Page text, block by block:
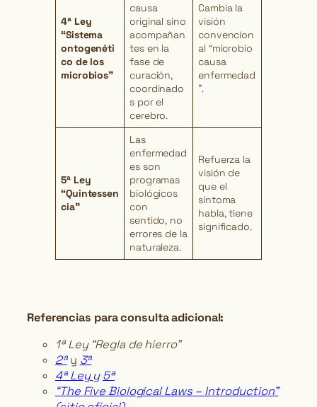
4ª Ley
“Sistema
ontogenéti
co de los
microbios”
causa
original sino
acompañan
tes en la
fase de
curación,
coordinado
s por el
cerebro.
Cambia la
visión
convencion
al “microbio
causa
enfermedad
”.
5ª Ley
“Quintessen
cia”
Las
enfermedad
es son
programas
biológicos
con
sentido, no
errores de la
naturaleza.
Refuerza la
visión de
que el
síntoma
habla, tiene
significado.
Referencias para consulta adicional:
1ª Ley “Regla de hierro”
2ªy 3ª
4ª Ley y 5ª
“The FiveBiologicalLaws – Introduction”